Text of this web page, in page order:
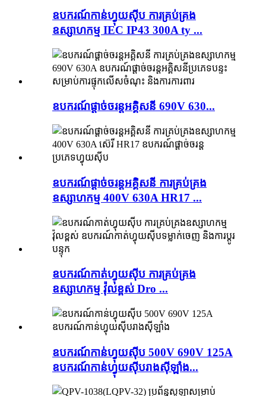
ឧបករណ៍កាន់ហ្វុយស៊ីប ការគ្រប់គ្រង
ឧស្សាហកម្ម IEC IP43 300A ty ...
ឧបករណ៍ផ្តាច់ចរន្តអគ្គិសនី 690V 630...
ឧបករណ៍ផ្តាច់ចរន្តអគ្គិសនី ការគ្រប់គ្រង
ឧស្សាហកម្ម 400V 630A HR17 ...
ឧបករណ៍កាត់ហ្វុយស៊ីប ការគ្រប់គ្រង
ឧស្សាហកម្ម វ៉ុលខ្ពស់ Dro ...
ឧបករណ៍​កាន់​ហ្វុយស៊ីប 500V 690V 125A
ឧបករណ៍​កាន់​ហ្វុយស៊ីប​រាង​ស៊ីឡាំង...